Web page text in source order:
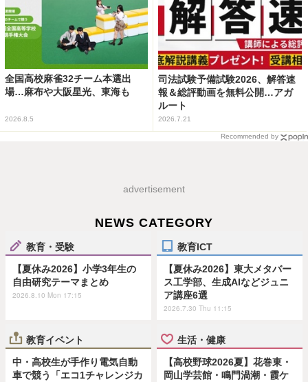
全国高校麻雀32チーム本選出
場…麻布や大阪星光、東海も
2026.8.5
司法試験予備試験2026、解答速
報＆総評動画を無料公開…アガ
ルート
2026.7.21
Recommended by
advertisement
NEWS CATEGORY
教育・受験
【夏休み2026】小学3年生の
自由研究テーマまとめ
2026.8.10 Mon 17:15
教育ICT
【夏休み2026】東大メタバー
ス工学部、生成AIなどジュニ
ア講座6選
2026.7.30 Thu 11:15
教育イベント
中・高校生が手作り電気自動
車で競う「エコ1チャレンジカ
生活・健康
【高校野球2026夏】花巻東・
岡山学芸館・鳴門渦潮・霞ケ